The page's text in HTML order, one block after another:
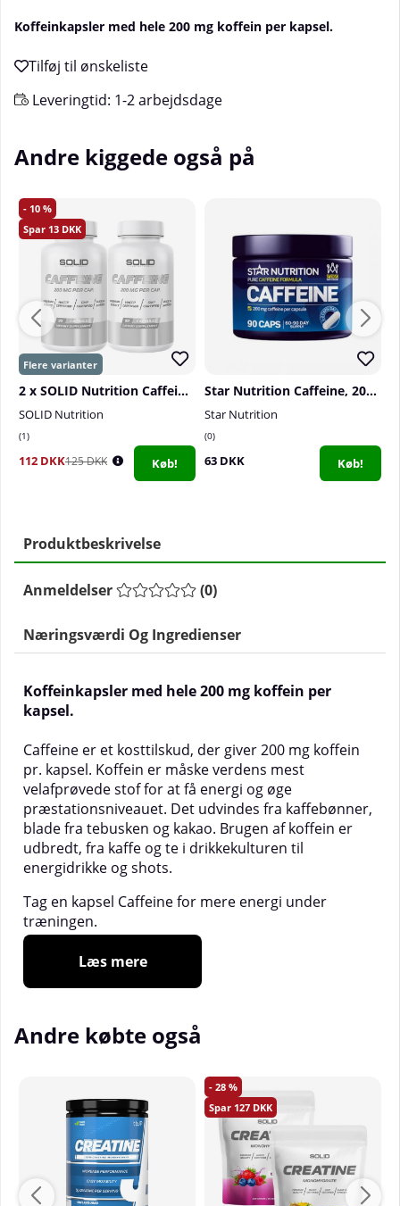
Koffeinkapsler med hele 200 mg koffein per kapsel.
Leveringtid: 1-2 arbejdsdage
Andre kiggede også på
10
13
2 x SOLID Nutrition Caffeine, 90 caps
SOLID Nutrition
1
112 DKK125 DKK Køb!
Star Nutrition Caffeine, 200 mg, 90 caps
Star Nutrition
0
63 DKK Køb!
Produktbeskrivelse
Anmeldelser (0)
Næringsværdi Og Ingredienser
Koffeinkapsler med hele 200 mg koffein per
kapsel.
Caffeine er et kosttilskud, der giver 200 mg koffein
pr. kapsel. Koffein er måske verdens mest
velafprøvede stof for at få energi og øge
præstationsniveauet. Det udvindes fra kaffebønner,
blade fra tebusken og kakao. Brugen af koffein er
udbredt, fra kaffe og te i drikkekulturen til
energidrikke og shots.
Tag en kapsel Caffeine for mere energi under
træningen.
Skal du ud at jogge? Eller tage en tur i
fitnesscentret? Eller spille fodbold? Så kan
koffeinpiller være en god idé. Koffein giver dig øget
situation.
Læs mere
Andre købte også
28
127